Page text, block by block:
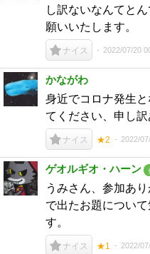
し訳ないなんてと
願いいたします。
ナイス 2022/07/20
かながわ
身近でコロナ発生
てください、申し訳
ナイス ★2 2022/
ゲオルギオ・ハーン
うみさん、参加あ
で出たお題につい
す。
ナイス ★1 2022/